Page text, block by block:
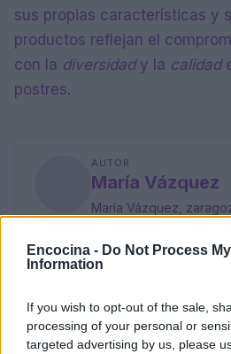
Encocina - Do Not Process
Information
If you wish to opt-out of the sale,
processing of your personal or
targeted advertising by us, please
sus propias características y
productos reflejan el
con la diversidady la calidad
postres.
AUTOR
María Vázquez
María Vázquez,
cubierto la crecida del
ribera del Actur. Afirma
Historia por la
mantiene una columna
urbana y políticas